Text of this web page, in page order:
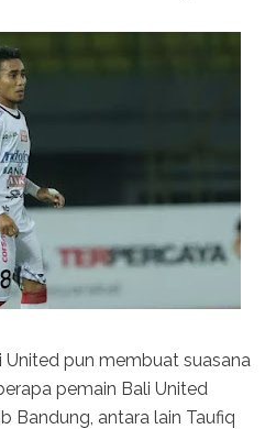
United pun membuat suasana
pemain Bali United
Bandung, antara lain Taufiq